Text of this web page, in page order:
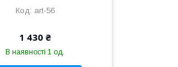
art-56
1 430 ₴
В наявності 1 од.